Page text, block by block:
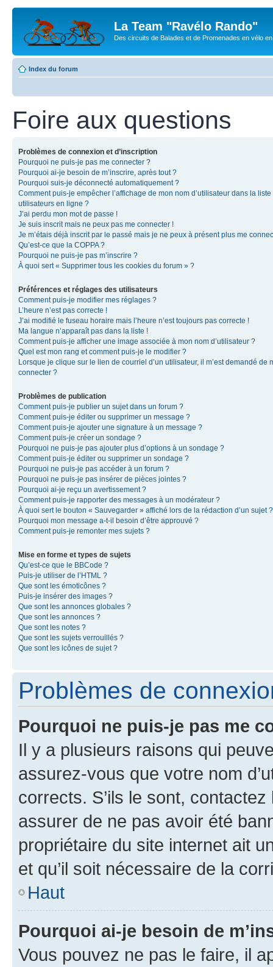
La Team "Ravélo Rando"
Des circuits de Balades et de Promenades en vélo
Index du forum
Foire aux questions
Problèmes de connexion et d’inscription
Pourquoi ne puis-je pas me connecter ?
Pourquoi ai-je besoin de m’inscrire, après tout ?
Pourquoi suis-je déconnecté automatiquement ?
Comment puis-je empêcher l’affichage de mon nom d’utilisateur dans la liste
utilisateurs en ligne ?
J’ai perdu mon mot de passe !
Je suis inscrit mais ne peux pas me connecter !
Je m’étais déjà inscrit par le passé mais je ne peux à présent plus me
Qu’est-ce que la COPPA ?
Pourquoi ne puis-je pas m’inscrire ?
À quoi sert « Supprimer tous les cookies du forum » ?
Préférences et réglages des utilisateurs
Comment puis-je modifier mes réglages ?
L’heure n’est pas correcte !
J’ai modifié le fuseau horaire mais l’heure n’est toujours pas correcte !
Ma langue n’apparaît pas dans la liste !
Comment puis-je afficher une image associée à mon nom d’utilisateur ?
Quel est mon rang et comment puis-je le modifier ?
Lorsque je clique sur le lien de courriel d’un utilisateur, il m’est demandé de
connecter ?
Problèmes de publication
Comment puis-je publier un sujet dans un forum ?
Comment puis-je éditer ou supprimer un message ?
Comment puis-je ajouter une signature à un message ?
Comment puis-je créer un sondage ?
Pourquoi ne puis-je pas ajouter plus d’options à un sondage ?
Comment puis-je éditer ou supprimer un sondage ?
Pourquoi ne puis-je pas accéder à un forum ?
Pourquoi ne puis-je pas insérer de pièces jointes ?
Pourquoi ai-je reçu un avertissement ?
Comment puis-je rapporter des messages à un modérateur ?
À quoi sert le bouton « Sauvegarder » affiché lors de la rédaction d’un sujet ?
Pourquoi mon message a-t-il besoin d’être approuvé ?
Comment puis-je remonter mes sujets ?
Mise en forme et types de sujets
Qu’est-ce que le BBCode ?
Puis-je utiliser de l’HTML ?
Que sont les émoticônes ?
Puis-je insérer des images ?
Que sont les annonces globales ?
Que sont les annonces ?
Que sont les notes ?
Que sont les sujets verrouillés ?
Que sont les icônes de sujet ?
Problèmes de
Pourquoi ne puis-je pas me
Il y a plusieurs raisons qui
assurez-vous que votre nom
corrects. S’ils le sont,
assurer de ne pas avoir été
propriétaire du site internet ait
et qu’il soit nécessaire de la
Haut
Pourquoi ai-je besoin de
Vous pouvez ne pas le faire, il